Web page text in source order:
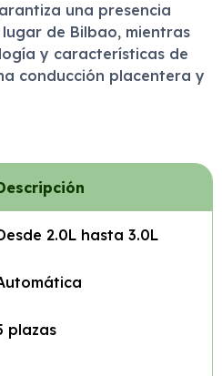
una presencia
de Bilbao, mientras
y características de
conducción placentera y
2.0L hasta 3.0L
plazas